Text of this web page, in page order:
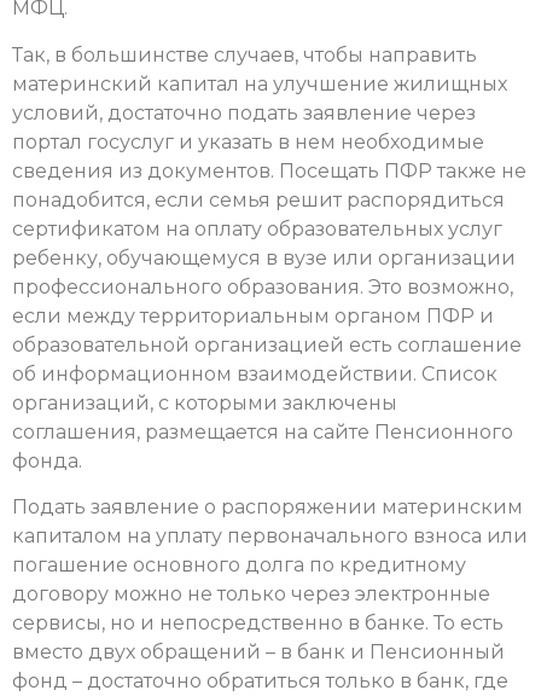
МФЦ.
Так, в большинстве случаев, чтобы направить
материнский капитал на улучшение жилищных
условий, достаточно подать заявление через
портал госуслуг и указать в нем необходимые
сведения из документов. Посещать ПФР также не
понадобится, если семья решит распорядиться
сертификатом на оплату образовательных услуг
ребенку, обучающемуся в вузе или организации
профессионального образования. Это возможно,
если между территориальным органом ПФР и
образовательной организацией есть соглашение
об информационном взаимодействии. Список
организаций, с которыми заключены
соглашения, размещается на сайте Пенсионного
фонда.
Подать заявление о распоряжении материнским
капиталом на уплату первоначального взноса или
погашение основного долга по кредитному
договору можно не только через электронные
сервисы, но и непосредственно в банке. То есть
вместо двух обращений – в банк и Пенсионный
фонд – достаточно обратиться только в банк, где